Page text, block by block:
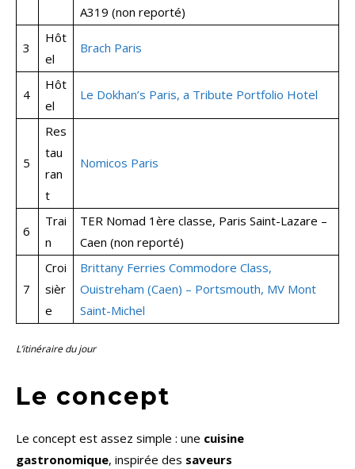
A319 (non reporté)
3
Hôt
el
Brach Paris
4
Hôt
el
Le Dokhan’s Paris, a Tribute Portfolio Hotel
5
Res
tau
ran
t
Nomicos Paris
6
Trai
n
TER Nomad 1ère classe, Paris Saint-Lazare –
Caen (non reporté)
7
Croi
sièr
e
Brittany Ferries Commodore Class,
Ouistreham (Caen) – Portsmouth, MV Mont
Saint-Michel
L’itinéraire du jour
Le concept
Le concept est assez simple : une cuisine
gastronomique, inspirée des saveurs